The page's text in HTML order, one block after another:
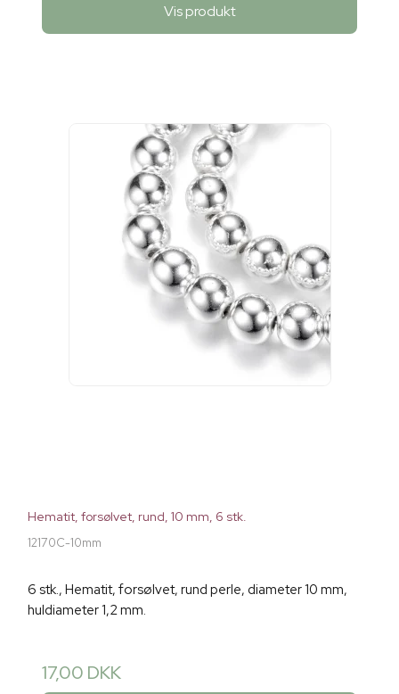
Vis produkt
Hematit, forsølvet, rund, 10 mm, 6 stk.
12170C-10mm
6 stk., Hematit, forsølvet, rund perle, diameter 10 mm,
huldiameter 1,2 mm.
17,00 DKK